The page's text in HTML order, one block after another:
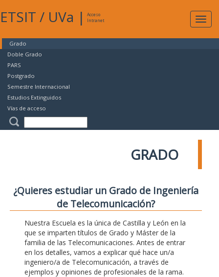
ETSIT / UVa |
Acceso
Intranet
Grado
Doble Grado
PARS
Postgrado
Semestre Internacional
Estudios Extinguidos
Vías de acceso
GRADO
¿Quieres estudiar un Grado de Ingeniería
de Telecomunicación?
Nuestra Escuela es la única de Castilla y León en la
que se imparten títulos de Grado y Máster de la
familia de las Telecomunicaciones. Antes de entrar
en los detalles, vamos a explicar qué hace un/a
ingeniero/a de Telecomunicación, a través de
ejemplos y opiniones de profesionales de la rama.